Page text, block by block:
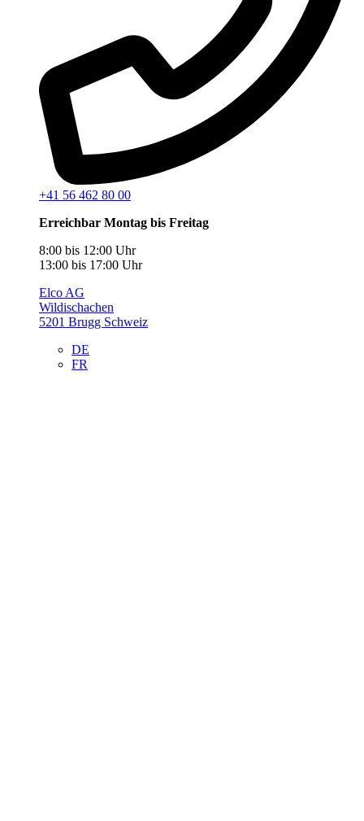
+41 56 462 80 00
Erreichbar Montag bis Freitag
8:00 bis 12:00 Uhr
13:00 bis 17:00 Uhr
Elco AG
Wildischachen
5201 Brugg Schweiz
DE
FR